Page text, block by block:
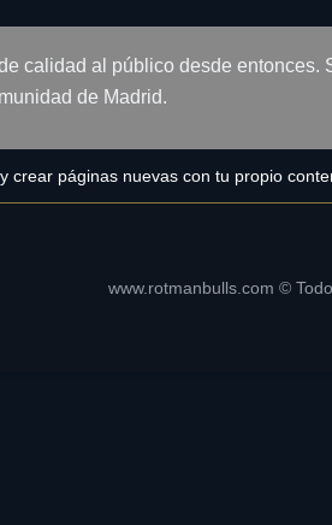
calidad al público desde entonces.
de Madrid.
crear páginas nuevas con tu propio
www.rotmanbulls.com ©